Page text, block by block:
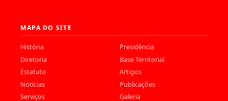
MAPA DO SITE
História
Presidência
Diretoria
Base Territorial
Estatuto
Artigos
Notícias
Publicações
Serviços
Galeria